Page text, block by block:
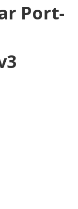
Port-